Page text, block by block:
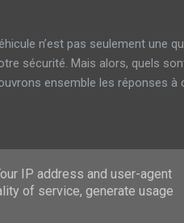
n’est pas seulement une
sécurité. Mais alors, quels
ensemble les réponses à
de la chaleur : Diminue la
les différents types ...
IP address and user-agent
of service, generate usage